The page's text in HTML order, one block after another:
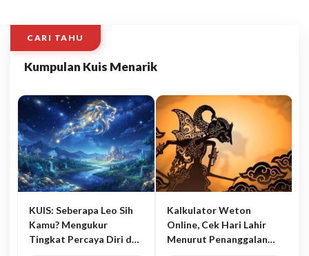
CARI TAHU
Kumpulan Kuis Menarik
KUIS: Seberapa Leo Sih
Kamu? Mengukur
Tingkat Percaya Diri dan
Kalkulator Weton
Online, Cek Hari Lahir
Menurut Penanggalan